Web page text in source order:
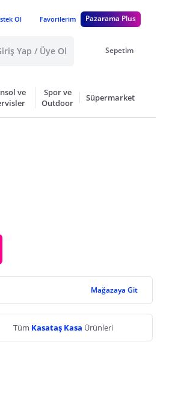
Ol Favorilerim Pazarama Plus
Yap / Üye Ol Sepetim
ve
Spor ve
Outdoor
Süpermarket
Mağazaya Git
Tüm Kasataş Kasa Ürünleri